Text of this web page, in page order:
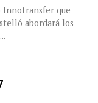
Innotransfer que
abordará los
...